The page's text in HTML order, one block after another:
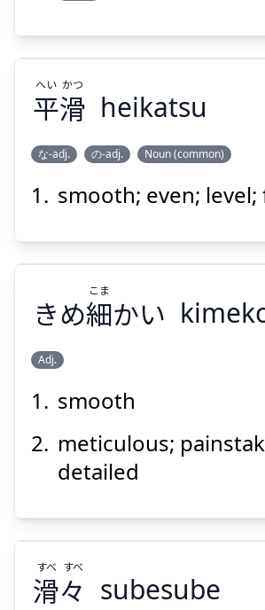
へい
かつ
平滑
へい かつ
heikatsu
な-adj. の-adj. Noun (common)
smooth; even; level;
きめ
細
Suspend
きめ細かい
こま
Adj.
smooth
meticulous;
detailed
滑々
すべ すべ
subesube